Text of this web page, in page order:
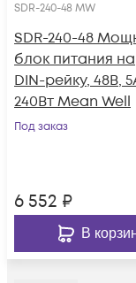
SDR-240-48 MW
SDR-240-48
блок питания на
DIN-рейку, 48В,
240Вт Mean Well
Под заказ
6 552 ₽
В